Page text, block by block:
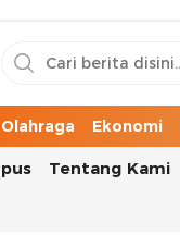
Olahraga Ekonomi
Tentang Kami